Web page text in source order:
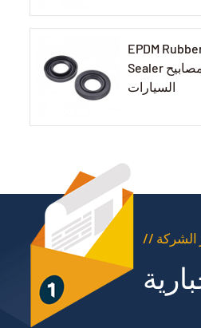
EPDM
Sealer أسود لمصابيح
السيارات
الشركة